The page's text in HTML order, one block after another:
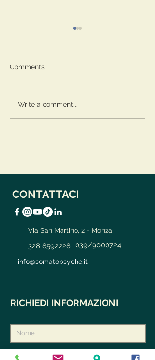
Comments
Write a comment...
CONTATTACI
Via San Martino, 2 - Monza
328 8592228 039/9000724
info@somatopsyche.it
RICHIEDI INFORMAZIONI